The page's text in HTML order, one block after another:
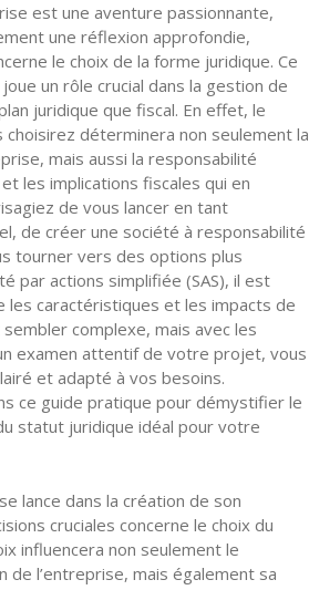
est une aventure passionnante,
une réflexion approfondie,
le choix de la forme juridique. Ce
joue un rôle crucial dans la gestion de
juridique que fiscal. En effet, le
déterminera non seulement la
mais aussi la responsabilité
les implications fiscales qui en
de vous lancer en tant
de créer une société à responsabilité
tourner vers des options plus
par actions simplifiée (SAS), il est
les caractéristiques et les impacts de
complexe, mais avec les
examen attentif de votre projet, vous
et adapté à vos besoins.
ce guide pratique pour démystifier le
statut juridique idéal pour votre
lance dans la création de son
cruciales concerne le choix du
influencera non seulement le
de l’entreprise, mais également sa